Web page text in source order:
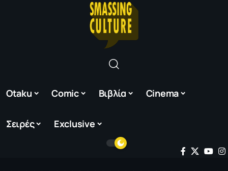
Otaku Comic Βιβλία Cinema
Σειρές Exclusive